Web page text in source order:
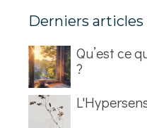
Derniers articles
Qu’est ce
?